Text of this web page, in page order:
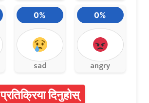
0%
sad
0%
angry
प्रतिक्रिया दिनुहोस्